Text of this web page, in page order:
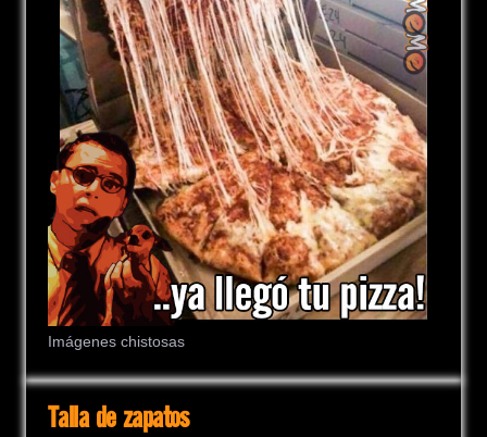
Imágenes chistosas
Talla de zapatos